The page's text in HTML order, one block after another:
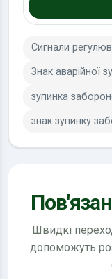
Сигнали
Знак аварійної
зупинка
знак зупинку
Швидкі
допоможуть